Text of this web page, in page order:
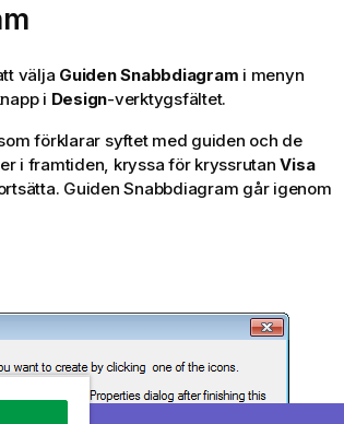
välja Guiden Snabbdiagram i menyn
i Design-verktygsfältet.
förklarar syftet med guiden och de
i framtiden, kryssa för kryssrutanVisa
Guiden Snabbdiagram går igenom